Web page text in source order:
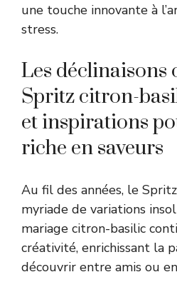
une touche innovante à
stress.
Les déclinaisons
Spritz citron-
et inspirations
riche en saveurs
Au fil des années, le
myriade de variations
mariage citron-basilic
créativité, enrichissant la
découvrir entre amis ou